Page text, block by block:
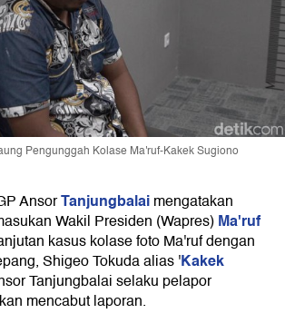
Pengunggah Kolase Ma'ruf-Kakek Sugiono
AnsorTanjungbalaimengatakan
Wakil Presiden (Wapres)Ma'ruf
kasus kolase foto Ma'ruf dengan
Shigeo Tokuda alias 'Kakek
Tanjungbalai selaku pelapor
mencabut laporan.